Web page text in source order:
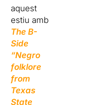
aquest
estiu amb
The B-
Side
“Negro
folklore
from
Texas
State